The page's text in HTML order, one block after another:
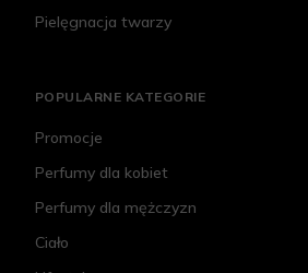
Pielęgnacja twarzy
POPULARNE KATEGORIE
Promocje
Perfumy dla kobiet
Perfumy dla mężczyzn
Ciało